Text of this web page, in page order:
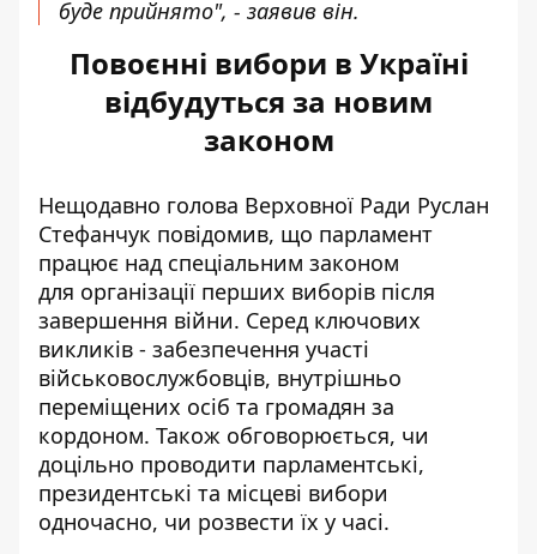
буде прийнято", - заявив він.
Повоєнні вибори в Україні
відбудуться за новим
законом
Нещодавно голова Верховної Ради Руслан
Стефанчук повідомив, що парламент
працює над спеціальним законом
для організації перших виборів після
завершення війни. Серед ключових
викликів - забезпечення участі
військовослужбовців, внутрішньо
переміщених осіб та громадян за
кордоном. Також обговорюється, чи
доцільно проводити парламентські,
президентські та місцеві вибори
одночасно, чи розвести їх у часі.